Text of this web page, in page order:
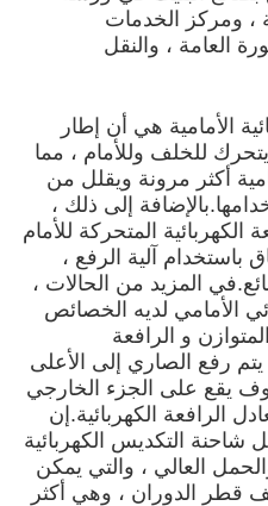
، ومركز الخدمات
العامة ، والنقل
الأمامية هي أن إطار
للخلف وللأمام ، مما
أكثر مرونة ويقلل من
إلى ذلك ،
المتحركة للأمام
آلية الرفع ،
المزيد من الحالات ،
الأمامي لديه الخصائص
و الرافعة
يتم رفع الصاري إلى الأعلى
يقع على الجزء الخارجي
الرافعة الكهربائية.إن
شاحنة التكديس الكهربائية
العالي ، والتي يمكن
قطر الدوران ، وهي أكثر